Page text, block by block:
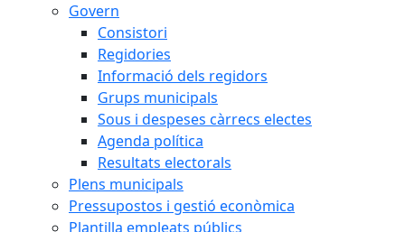
Govern
Consistori
Regidories
Informació dels regidors
Grups municipals
Sous i despeses càrrecs electes
Agenda política
Resultats electorals
Plens municipals
Pressupostos i gestió econòmica
Plantilla empleats públics